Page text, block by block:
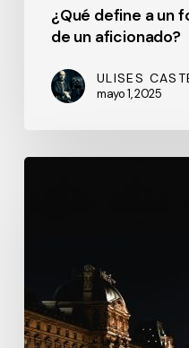
¿Qué define a un
de un aficionado?
ULISES
mayo 1, 2025